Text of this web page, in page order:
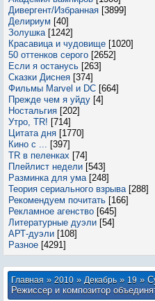
Дивергент/Избранная [3899]
Делириум [40]
Золушка [1242]
Красавица и чудовище [1020]
50 оттенков серого [2652]
Если я останусь [263]
Сказки Диснея [374]
Фильмы Marvel и DC [664]
Прежде чем я уйду [4]
Ностальгия [202]
Утро, TR! [714]
Цитата дня [1770]
Кино с ... [397]
TR в пеленках [74]
Плейлист недели [543]
Разминка для ума [248]
Теория сериального взрыва [288]
Рекомендуем почитать [166]
Рекламное агенство [645]
Литературные дуэли [54]
АРТ-дуэли [108]
Разное [4291]
Главная»2010 » Декабрь » 19»
Режиссер и композитор